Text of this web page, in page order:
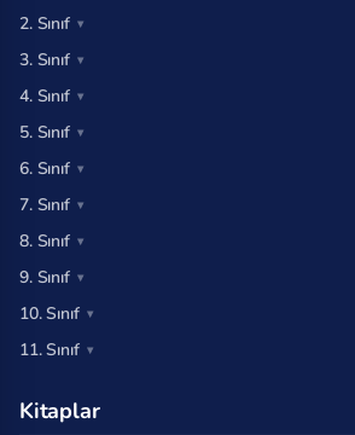
2. Sınıf
3. Sınıf
4. Sınıf
5. Sınıf
6. Sınıf
7. Sınıf
8. Sınıf
9. Sınıf
10. Sınıf
11. Sınıf
Kitaplar